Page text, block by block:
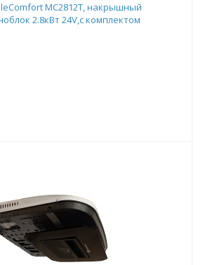
MC2812T, накрышный
2.8кВт 24V,с комплектом